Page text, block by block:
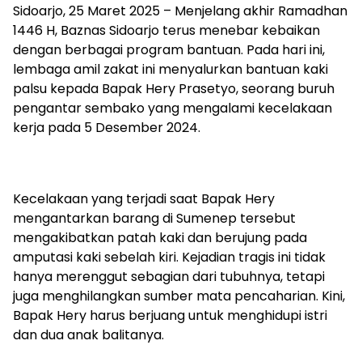
Sidoarjo, 25 Maret 2025 – Menjelang akhir Ramadhan
1446 H, Baznas Sidoarjo terus menebar kebaikan
dengan berbagai program bantuan. Pada hari ini,
lembaga amil zakat ini menyalurkan bantuan kaki
palsu kepada Bapak Hery Prasetyo, seorang buruh
pengantar sembako yang mengalami kecelakaan
kerja pada 5 Desember 2024.
Kecelakaan yang terjadi saat Bapak Hery
mengantarkan barang di Sumenep tersebut
mengakibatkan patah kaki dan berujung pada
amputasi kaki sebelah kiri. Kejadian tragis ini tidak
hanya merenggut sebagian dari tubuhnya, tetapi
juga menghilangkan sumber mata pencaharian. Kini,
Bapak Hery harus berjuang untuk menghidupi istri
dan dua anak balitanya.